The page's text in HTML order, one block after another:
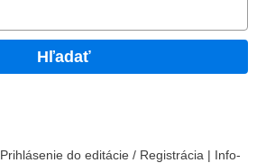
Hľadať
Prihlásenie do editácie / Registrácia | Info-